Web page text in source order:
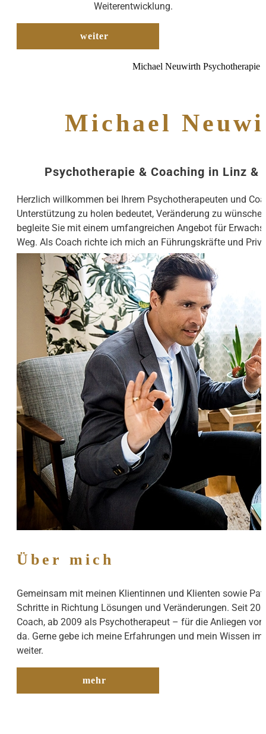
Weiterentwicklung.
weiter
Michael Neuwirth Psychotherapie
Michael
Psychotherapie & Coaching in Linz
Herzlich willkommen bei Ihrem Psychotherapeuten und
Unterstützung zu holen bedeutet, Veränderung zu
begleite Sie mit einem umfangreichen Angebot für
Weg. Als Coach richte ich mich an Führungskräfte und
Über mich
Gemeinsam mit meinen Klientinnen und Klienten sowie
Schritte in Richtung Lösungen und Veränderungen. Seit
Coach, ab 2009 als Psychotherapeut – für die Anliegen
da. Gerne gebe ich meine Erfahrungen und mein Wissen
weiter.
mehr